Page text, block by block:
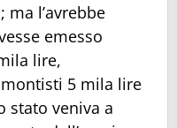
l’avrebbe
emesso
lire,
5 mila lire
stato veniva a